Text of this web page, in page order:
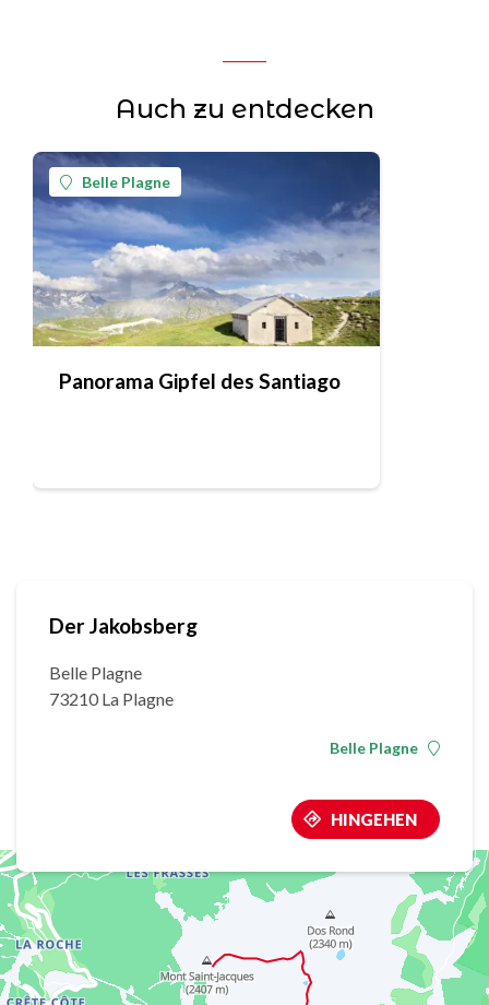
Auch zu entdecken
Belle Plagne
Panorama Gipfel des Santiago
Der Jakobsberg
Belle Plagne
73210 La Plagne
Belle Plagne
HINGEHEN